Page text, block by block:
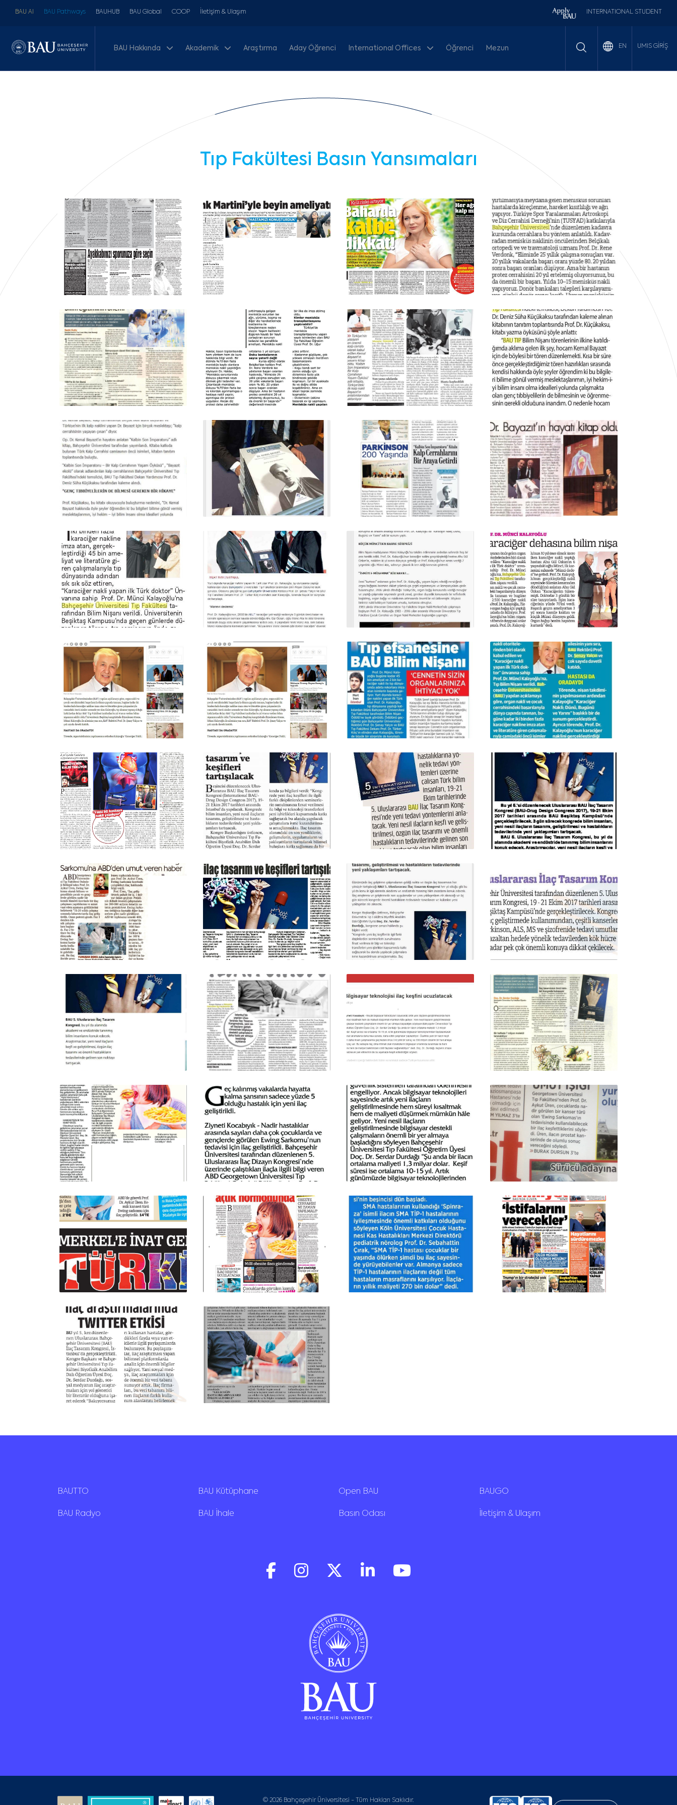
BAU AI BAU Pathways BAUHUB BAU Global COOP İletişim & Ulaşım INTERNATIONAL STUDENT
BAU Hakkında Akademik Araştırma Aday Öğrenci International Offices Öğrenci Mezun EN UMIS GİRİŞ
Tıp Fakültesi Basın Yansımaları
BAUTTO BAU Kütüphane Open BAU BAUGO
BAU Radyo BAU İhale Basın Odası İletişim & Ulaşım
© 2026 Bahçeşehir Üniversitesi - Tüm Hakları Saklıdır.